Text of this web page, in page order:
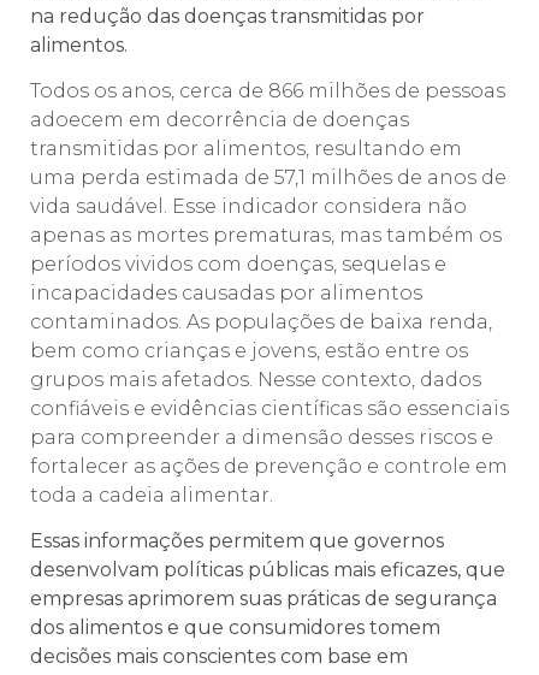
na redução das doenças transmitidas por
alimentos.
Todos os anos, cerca de 866 milhões de pessoas
adoecem em decorrência de doenças
transmitidas por alimentos, resultando em
uma perda estimada de 57,1 milhões de anos de
vida saudável. Esse indicador considera não
apenas as mortes prematuras, mas também os
períodos vividos com doenças, sequelas e
incapacidades causadas por alimentos
contaminados. As populações de baixa renda,
bem como crianças e jovens, estão entre os
grupos mais afetados. Nesse contexto, dados
confiáveis e evidências científicas são essenciais
para compreender a dimensão desses riscos e
fortalecer as ações de prevenção e controle em
toda a cadeia alimentar.
Essas informações permitem que governos
desenvolvam políticas públicas mais eficazes, que
empresas aprimorem suas práticas de segurança
dos alimentos e que consumidores tomem
decisões mais conscientes com base em